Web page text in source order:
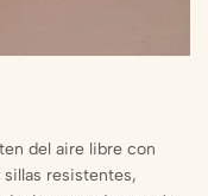
del aire libre con
resistentes,